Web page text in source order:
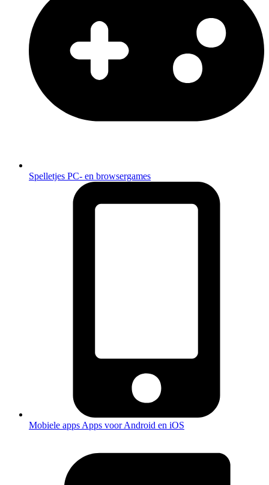
Spelletjes PC- en browsergames
Mobiele apps Apps voor Android en iOS